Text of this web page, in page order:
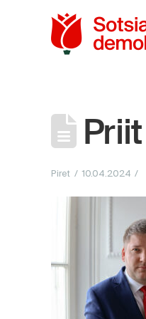
Piret 10.04.2024